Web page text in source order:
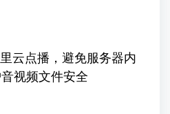
云点播，避免服务器内
视频文件安全